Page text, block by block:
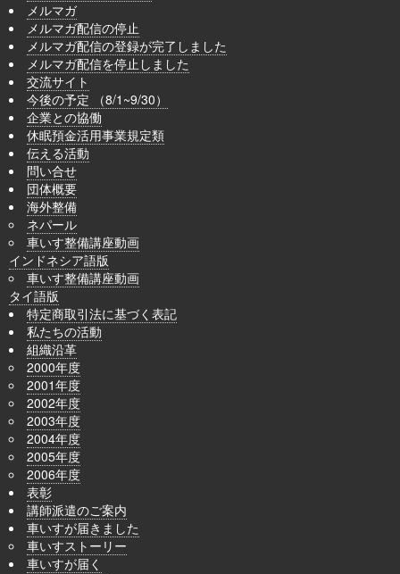
メルマガ
メルマガ配信の停止
メルマガ配信の登録が完了しました
メルマガ配信を停止しました
交流サイト
今後の予定 （8/1~9/30）
企業との協働
休眠預金活用事業規定類
伝える活動
問い合せ
団体概要
海外整備
ネパール
車いす整備講座動画
インドネシア語版
車いす整備講座動画
タイ語版
特定商取引法に基づく表記
私たちの活動
組織沿革
2000年度
2001年度
2002年度
2003年度
2004年度
2005年度
2006年度
表彰
講師派遣のご案内
車いすが届きました
車いすストーリー
車いすが届く